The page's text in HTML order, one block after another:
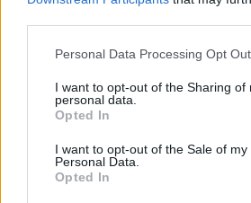
Personal Data Processing Opt
I want to opt-out of the Sharing of
personal data.
Opted In
I want to opt-out of the Sale of my
Personal Data.
Opted In